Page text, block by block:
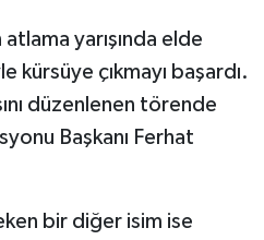
yarışında elde
çıkmayı başardı.
düzenlenen törende
Başkanı Ferhat
bir diğer isim ise